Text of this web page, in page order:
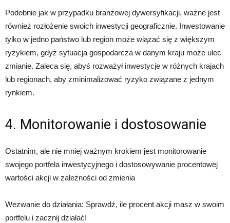
Podobnie jak w przypadku branżowej dywersyfikacji, ważne jest
również rozłożenie swoich inwestycji geograficznie. Inwestowanie
tylko w jedno państwo lub region może wiązać się z większym
ryzykiem, gdyż sytuacja gospodarcza w danym kraju może ulec
zmianie. Zaleca się, abyś rozważył inwestycje w różnych krajach
lub regionach, aby zminimalizować ryzyko związane z jednym
rynkiem.
4. Monitorowanie i dostosowanie
Ostatnim, ale nie mniej ważnym krokiem jest monitorowanie
swojego portfela inwestycyjnego i dostosowywanie procentowej
wartości akcji w zależności od zmienia
Wezwanie do działania: Sprawdź, ile procent akcji masz w swoim
portfelu i zacznij działać!